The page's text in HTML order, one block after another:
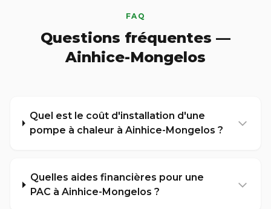
FAQ
Questions fréquentes —
Ainhice-Mongelos
Quel est le coût d'installation d'une
pompe à chaleur à Ainhice-Mongelos ?
Quelles aides financières pour une
PAC à Ainhice-Mongelos ?